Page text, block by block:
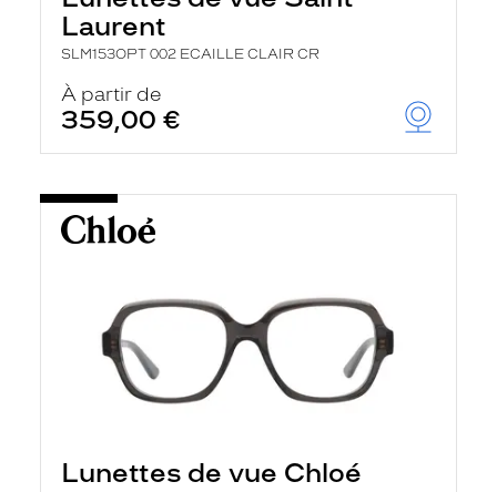
Laurent
SLM153OPT 002 ECAILLE CLAIR CR
À partir de
359,00 €
Lunettes de vue Chloé